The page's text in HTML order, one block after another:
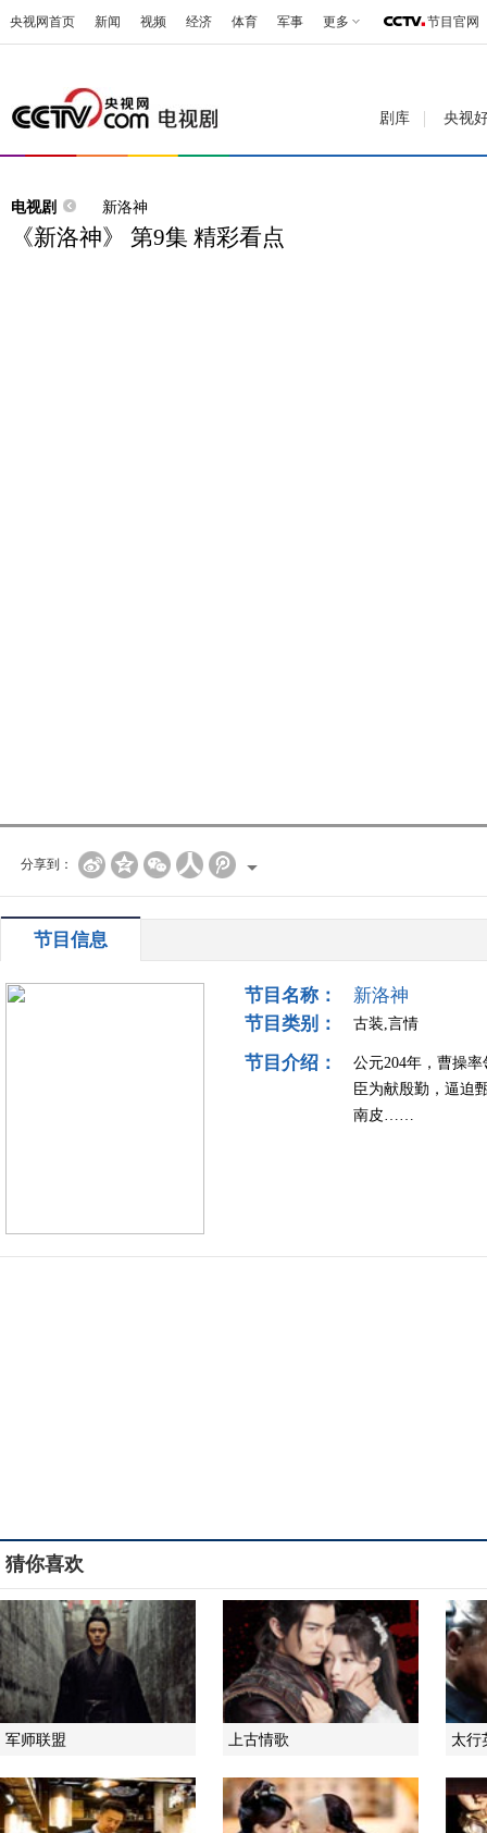
央视网首页 新闻 视频 经济 体育 军事 更多 节目官网
剧库 央视
电视剧 新洛神
《新洛神》 第9集 精彩看点
分享到：
节目信息
节目名称：
新洛神
节目类别：
古装,言情
节目介绍：
公元204年，曹操
臣为献殷勤，逼迫
南皮……
猜你喜欢
军师联盟 上古情歌 太行